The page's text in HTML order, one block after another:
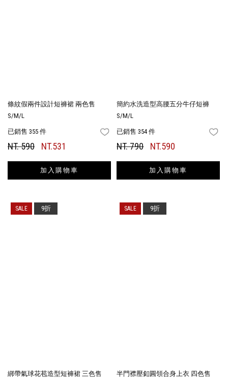
條紋假兩件設計短褲裙 兩色售
S/M/L
已銷售 355 件 FAVORITES
NT. 590 NT.531
加入購物車
簡約水洗造型高腰五分牛仔短褲
S/M/L
已銷售 354 件
NT. 790 NT.590
加入購物車
綁帶氣球花苞造型短褲裙 三色售
9折
半門襟壓釦圓領合身上衣 四色售
9折